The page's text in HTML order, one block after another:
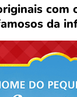
com
da